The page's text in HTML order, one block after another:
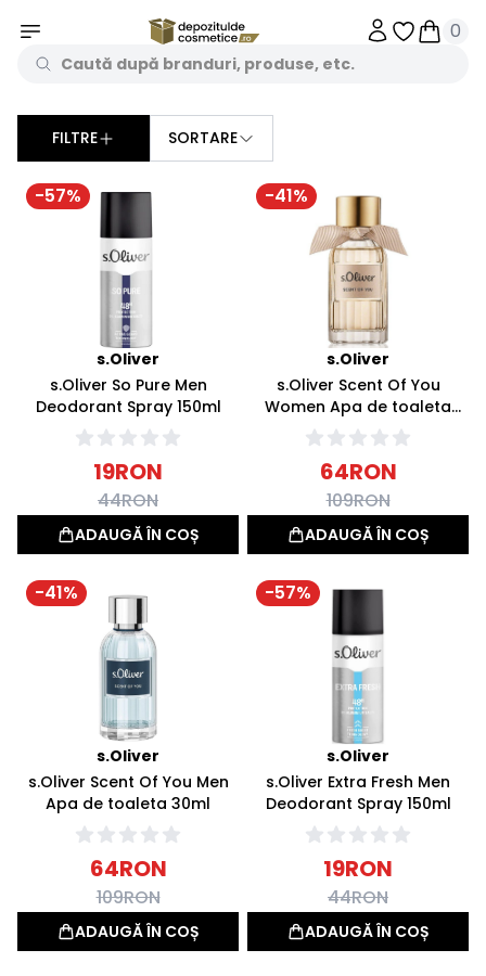
Obiecte
0
FILTRE SORTARE
-57%
s.Oliver
s.Oliver So Pure Men
Deodorant Spray 150ml
19RON
44RON
ADAUGĂ ÎN COȘ
-41%
s.Oliver
s.Oliver Scent Of You
Women Apa de toaleta
30ml
64RON
109RON
ADAUGĂ ÎN COȘ
-41%
s.Oliver
s.Oliver Scent Of You Men
Apa de toaleta 30ml
64RON
109RON
ADAUGĂ ÎN COȘ
-57%
s.Oliver
s.Oliver Extra Fresh Men
Deodorant Spray 150ml
19RON
44RON
ADAUGĂ ÎN COȘ